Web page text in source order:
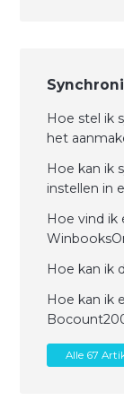
Hoe stel ik
het
Hoe kan ik
instellen in
Hoe vind ik
Hoe kan ik
Hoe kan ik
Alle 67